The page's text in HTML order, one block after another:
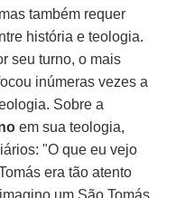
também requer
história e teologia.
seu turno, o mais
inúmeras vezes a
Sobre a
em sua teologia,
"O que eu vejo
era tão atento
um São Tomás